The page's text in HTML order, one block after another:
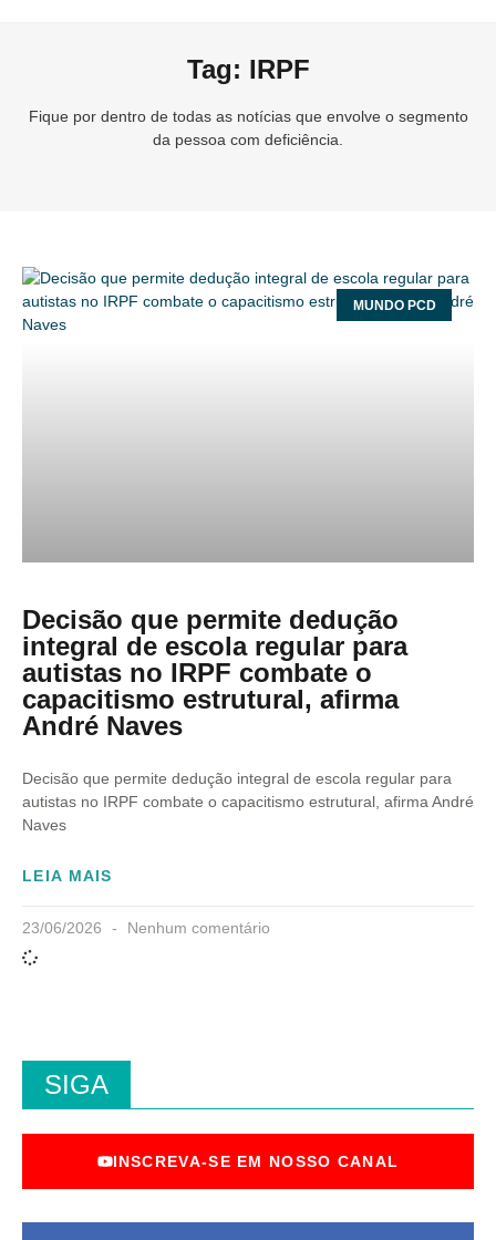
Tag: IRPF
Fique por dentro de todas as notícias que envolve o segmento
da pessoa com deficiência.
MUNDO PCD
Decisão que permite dedução
integral de escola regular para
autistas no IRPF combate o
capacitismo estrutural, afirma
André Naves
Decisão que permite dedução integral de escola regular para
autistas no IRPF combate o capacitismo estrutural, afirma André
Naves
LEIA MAIS
23/06/2026 Nenhum comentário
SIGA
INSCREVA-SE EM NOSSO CANAL